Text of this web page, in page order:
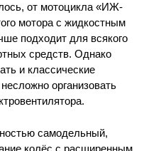
от мотоцикла «ИЖ-
мотора с жидкостным
подходит для всякого
средств. Однако
и классические
организовать
самодельный,
колёс с расширенным